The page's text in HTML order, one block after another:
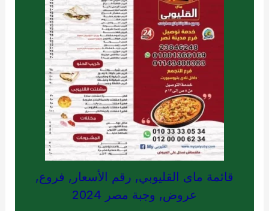
قائمة ماى القليوبي, رقم الأسعار, فروع,
عروض, وجبة مصر 2024